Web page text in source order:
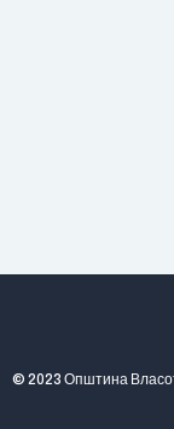
© 2023 Општина